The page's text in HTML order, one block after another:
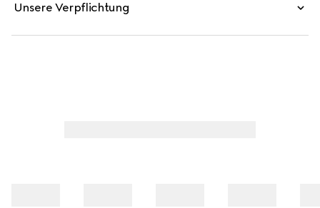
Unsere Verpflichtung